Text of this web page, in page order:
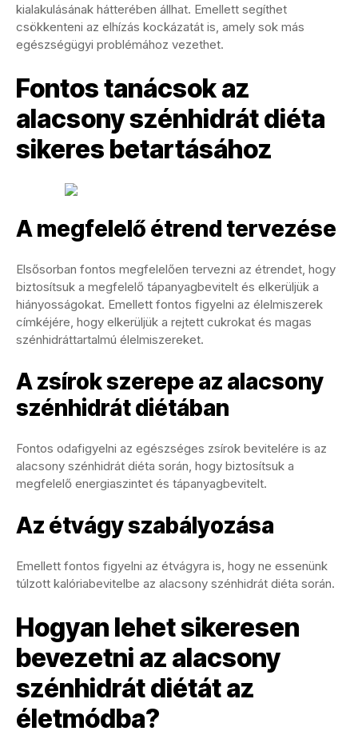
kialakulásának hátterében állhat. Emellett segíthet
csökkenteni az elhízás kockázatát is, amely sok más
egészségügyi problémához vezethet.
Fontos tanácsok az
alacsony szénhidrát diéta
sikeres betartásához
A megfelelő étrend tervezése
Elsősorban fontos megfelelően tervezni az étrendet, hogy
biztosítsuk a megfelelő tápanyagbevitelt és elkerüljük a
hiányosságokat. Emellett fontos figyelni az élelmiszerek
címkéjére, hogy elkerüljük a rejtett cukrokat és magas
szénhidráttartalmú élelmiszereket.
A zsírok szerepe az alacsony
szénhidrát diétában
Fontos odafigyelni az egészséges zsírok bevitelére is az
alacsony szénhidrát diéta során, hogy biztosítsuk a
megfelelő energiaszintet és tápanyagbevitelt.
Az étvágy szabályozása
Emellett fontos figyelni az étvágyra is, hogy ne essenünk
túlzott kalóriabevitelbe az alacsony szénhidrát diéta során.
Hogyan lehet sikeresen
bevezetni az alacsony
szénhidrát diétát az
életmódba?